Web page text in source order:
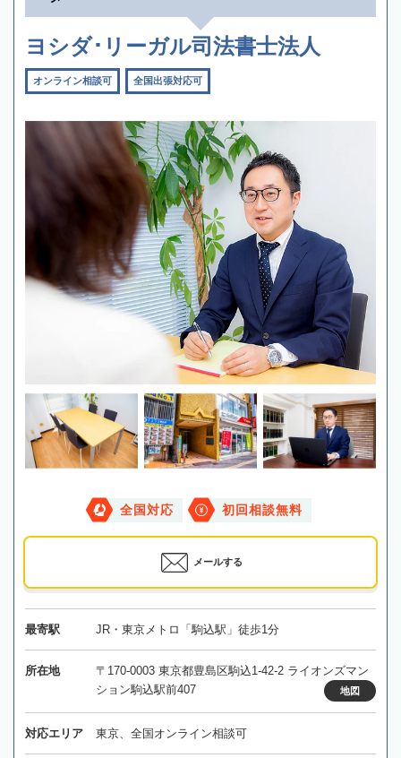
ヨシダ･リーガル司法書士法人
オンライン相談可 全国出張対応可
全国対応 初回相談無料
メールする
最寄駅 JR・東京メトロ「駒込駅」徒歩1分
所在地
〒170-0003 東京都豊島区駒込1-42-2 ライオンズマン
ション駒込駅前407
地図
対応エリア 東京、全国オンライン相談可